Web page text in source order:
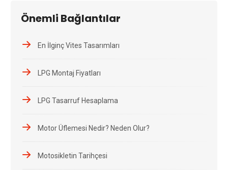
Önemli Bağlantılar
En İlginç Vites Tasarımları
LPG Montaj Fiyatları
LPG Tasarruf Hesaplama
Motor Üflemesi Nedir? Neden Olur?
Motosikletin Tarihçesi